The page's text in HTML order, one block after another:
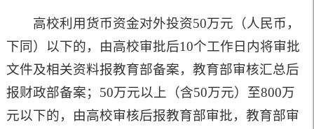
高校利用货币资金对外投资50万元（人民币，
下同）以下的，由高校审批后10个工作日内将审批
文件及相关资料报教育部备案，教育部审核汇总后
报财政部备案； 50万元以上（含50万元）至800万
元以下的，由高校审核后报教育部审批，教育部审